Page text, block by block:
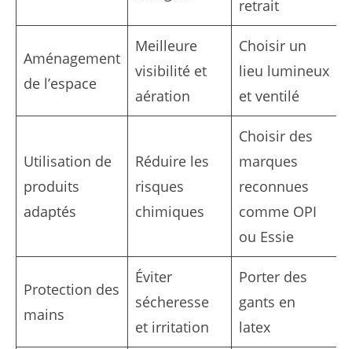
retrait
Aménagement
de l’espace
Meilleure
visibilité et
aération
Choisir un
lieu lumineux
et ventilé
Utilisation de
produits
adaptés
Réduire les
risques
chimiques
Choisir des
marques
reconnues
comme OPI
ou Essie
Protection des
mains
Éviter
sécheresse
et irritation
Porter des
gants en
latex